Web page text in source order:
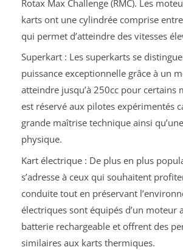
Rotax Max Challenge (RMC). Les
karts ont une cylindrée comprise
qui permet d’atteindre des vitesses
Superkart : Les superkarts se
puissance exceptionnelle grâce à un
atteindre jusqu’à 250cc pour certains
est réservé aux pilotes expérimentés
grande maîtrise technique ainsi
physique.
Kart électrique : De plus en plus
s’adresse à ceux qui souhaitent
conduite tout en préservant
électriques sont équipés d’un moteur
batterie rechargeable et offrent des
similaires aux karts thermiques.